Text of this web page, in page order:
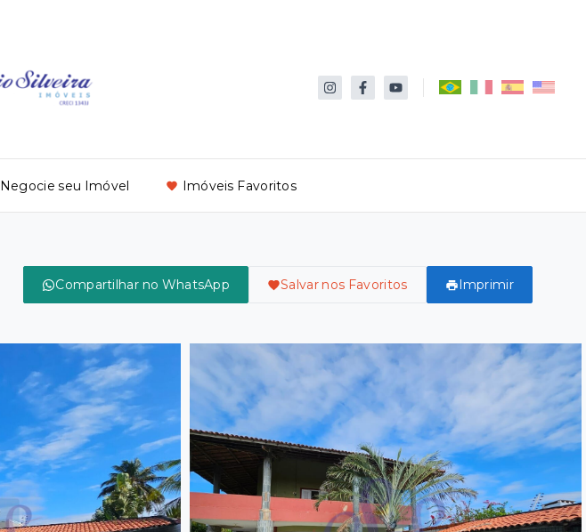
Negocie seu Imóvel Imóveis Favoritos
Compartilhar no WhatsApp Salvar nos Favoritos Imprimir